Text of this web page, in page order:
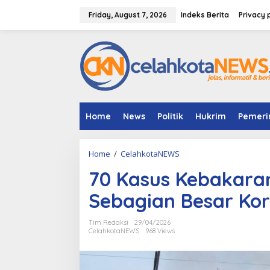
Friday, August 7, 2026 Indeks Berita Privacy
Home News Politik Hukrim
Home / CelahkotaNEWS
K
a
s
u
b
a
70 Kasus
Sebagian Besar
Tim Redaksi
29/04/2026
CelahkotaNEWS
968 Views